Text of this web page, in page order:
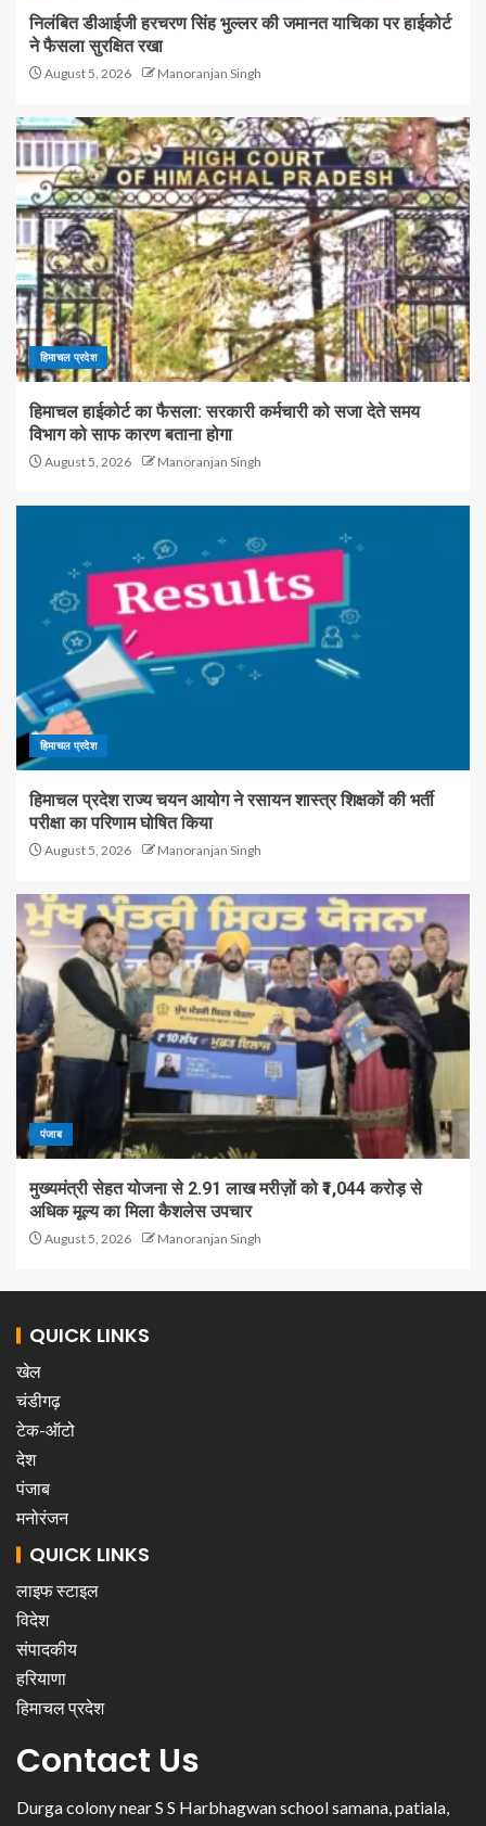
निलंबित डीआईजी हरचरण सिंह भुल्लर की जमानत याचिका पर हाईकोर्ट
ने फैसला सुरक्षित रखा
August 5, 2026 Manoranjan Singh
हिमाचल प्रदेश
हिमाचल हाईकोर्ट का फैसला: सरकारी कर्मचारी को सजा देते समय
विभाग को साफ कारण बताना होगा
August 5, 2026 Manoranjan Singh
हिमाचल प्रदेश
हिमाचल प्रदेश राज्य चयन आयोग ने रसायन शास्त्र शिक्षकों की भर्ती
परीक्षा का परिणाम घोषित किया
August 5, 2026 Manoranjan Singh
पंजाब
मुख्यमंत्री सेहत योजना से 2.91 लाख मरीज़ों को ₹1,044 करोड़ से
अधिक मूल्य का मिला कैशलेस उपचार
August 5, 2026 Manoranjan Singh
QUICK LINKS
खेल
चंडीगढ़
टेक-ऑटो
देश
पंजाब
मनोरंजन
QUICK LINKS
लाइफ स्टाइल
विदेश
संपादकीय
हरियाणा
हिमाचल प्रदेश
Contact Us
Durga colony near S S Harbhagwan school samana, patiala,